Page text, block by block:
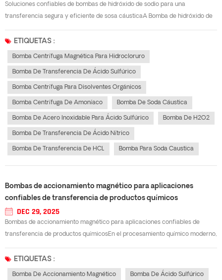
Soluciones confiables de bombas de hidróxido de sodio para una
transferencia segura y eficiente de sosa cáusticaA Bomba de hidróxido de
tratamiento de aguas, pulpa y papel, y acabado de superficies, donde la sosa
cáustica debe tran...
ETIQUETAS :
Bomba Centrífuga Magnética Para Hidrocloruro
Bomba De Transferencia De Ácido Sulfúrico
Bomba Centrífuga Para Disolventes Orgánicos
Bomba Centrífuga De Amoníaco Bomba De Soda Cáustica
Bomba De Acero Inoxidable Para Ácido Sulfúrico Bomba De H2O2
Bomba De Transferencia De Ácido Nítrico
Bomba De Transferencia De HCL Bomba Para Soda Caustica
Bombas de accionamiento magnético para aplicaciones
confiables de transferencia de productos químicos
DEC 29, 2025
Bombas de accionamiento magnético para aplicaciones confiables de
transferencia de productos químicosEn el procesamiento químico moderno,
fundamental para la manipulación segura y eficiente de fluidos. A
ETIQUETAS :
Bomba De Accionamiento Magnético Bomba De Ácido Sulfúrico